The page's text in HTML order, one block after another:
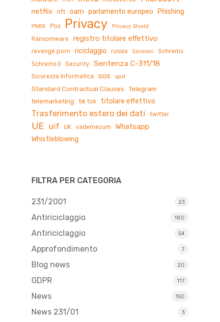
netflix nft oam parlamento europeo Phishing
PNRR Pos Privacy Privacy Shield
Ransomware registro titolare effettivo
revenge porn riciclaggio russia Sanzioni
Schrems
Schrems II
Security Sentenza C-311/18
Sicurezza Informatica sos spid
Standard Contractual Clauses
Telegram
telemarketing
tik tok titolare effettivo
Trasferimento estero dei dati twitter
UE uif UK vademecum Whatsapp
Whistleblowing
FILTRA PER CATEGORIA
231/2001 23
Antiriciclaggio 180
Antiriciclaggio 54
Approfondimento 7
Blog news 20
GDPR 117
News 150
News 231/01 3